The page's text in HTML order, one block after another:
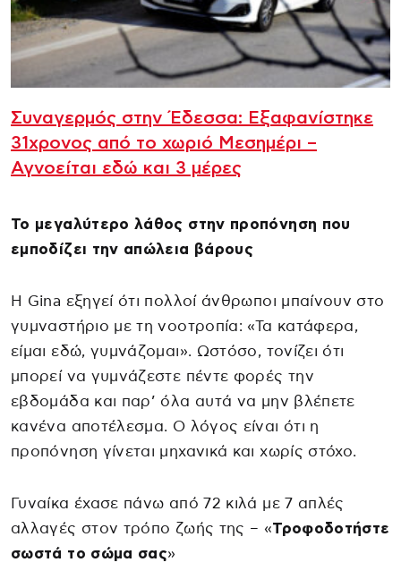
Συναγερμός στην Έδεσσα: Εξαφανίστηκε
31χρονος από το χωριό Μεσημέρι –
Αγνοείται εδώ και 3 μέρες
Το μεγαλύτερο λάθος στην προπόνηση που
εμποδίζει την απώλεια βάρους
Η Gina εξηγεί ότι πολλοί άνθρωποι μπαίνουν στο
γυμναστήριο με τη νοοτροπία: «Τα κατάφερα,
είμαι εδώ, γυμνάζομαι». Ωστόσο, τονίζει ότι
μπορεί να γυμνάζεστε πέντε φορές την
εβδομάδα και παρ’ όλα αυτά να μην βλέπετε
κανένα αποτέλεσμα. Ο λόγος είναι ότι η
προπόνηση γίνεται μηχανικά και χωρίς στόχο.
Γυναίκα έχασε πάνω από 72 κιλά με 7 απλές
αλλαγές στον τρόπο ζωής της – «Τροφοδοτήστε
σωστά το σώμα σας»